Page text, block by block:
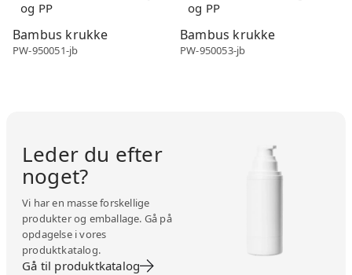
Bambus krukke
PW-950051-jb
Bambus krukke
PW-950053-jb
Leder du efter
noget?
Vi har en masse forskellige
produkter og emballage. Gå på
opdagelse i vores
produktkatalog.
Gå til produktkatalog